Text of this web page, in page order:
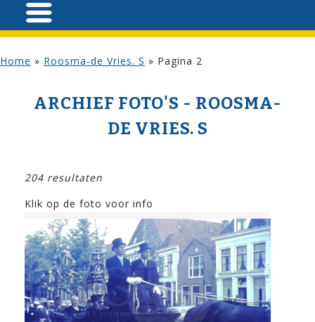
Home » Roosma-de Vries. S » Pagina 2
ARCHIEF FOTO'S - ROOSMA-
DE VRIES. S
204 resultaten
Klik op de foto voor info